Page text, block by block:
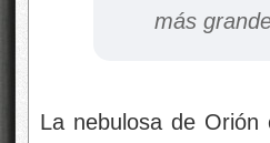
más
La nebulosa de